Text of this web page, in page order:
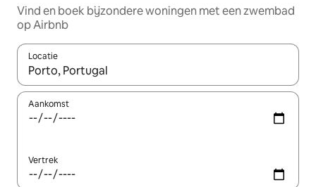
Vind en boek bijzondere woningen met een zwembad
op Airbnb
Locatie
Wanneer er resultaten beschikbaar zijn, maak je een keuze
Aankomst
Vertrek